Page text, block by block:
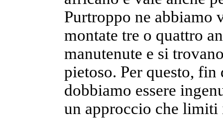
Purtroppo ne abbiamo
montate tre o quattro
manutenute e si
pietoso. Per questo,
dobbiamo essere
un approccio che